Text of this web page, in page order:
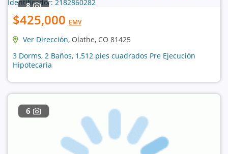
8
$425,000 EMV
Ver Dirección, Olathe, CO 81425
3 Dorms, 2 Baños, 1,512 pies cuadrados Pre Ejecución
Hipotecaria
6